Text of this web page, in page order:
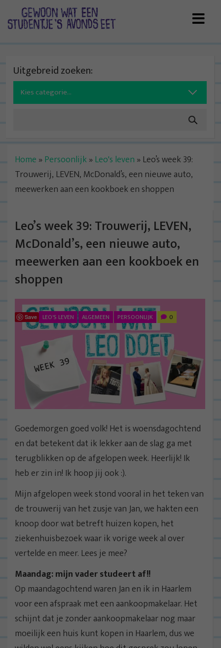
Uitgebreid zoeken:
Search
for:
Home » Persoonlijk» Leo's leven » Leo’s week 39:
Trouwerij, LEVEN, McDonald’s, een nieuwe auto,
meewerken aan een kookboek en shoppen
Leo’s week 39: Trouwerij, LEVEN,
McDonald’s, een nieuwe auto,
meewerken aan een kookboek en
shoppen
Save LEO'S LEVEN ALGEMEEN PERSOONLIJK 0
Goedemorgen goed volk! Het is woensdagochtend
en dat betekent dat ik lekker aan de slag ga met
terugblikken op de afgelopen week. Heerlijk! Ik
heb er zin in! Ik hoop jij ook :).
Mijn afgelopen week stond vooral in het teken van
de trouwerij van het zusje van Jan, we hakten een
knoop door wat betreft huizen kopen, het
ziekenhuisbezoek waar ik vorige week al over
vertelde en meer. Lees je mee?
Maandag: mijn vader studeert af!!
Op maandagochtend waren Jan en ik in Haarlem
voor een afspraak met een aankoopmakelaar. Het
schijnt dat je zonder aankoopmakelaar nog maar
moeilijk een huis kunt kopen in Haarlem, dus we